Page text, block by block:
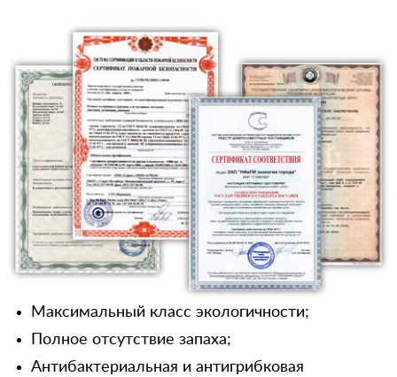
Максимальный класс экологичности;
Полное отсутствие запаха;
Антибактериальная и антигрибковая